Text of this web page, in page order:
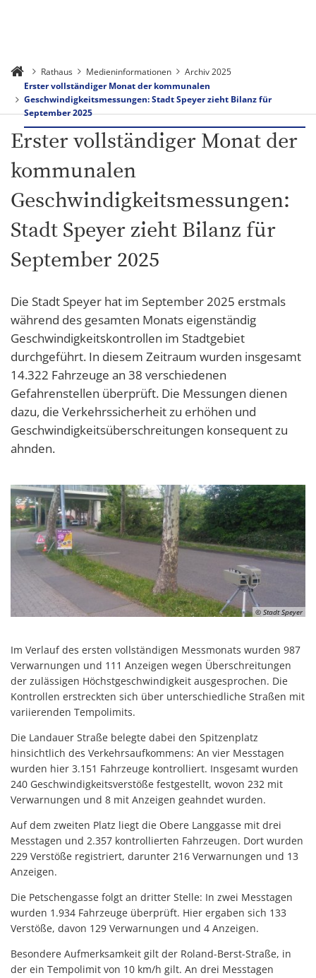
Rathaus Medieninformationen
Archiv 2025
Erster vollständiger Monat der kommunalen
Geschwindigkeitsmessungen: Stadt Speyer zieht Bilanz für
September 2025
Erster vollständiger Monat der
kommunalen
Geschwindigkeitsmessungen:
Stadt Speyer zieht Bilanz für
September 2025
Die Stadt Speyer hat im September 2025 erstmals
während des gesamten Monats eigenständig
Geschwindigkeitskontrollen im Stadtgebiet
durchgeführt. In diesem Zeitraum wurden insgesamt
14.322 Fahrzeuge an 38 verschiedenen
Gefahrenstellen überprüft. Die Messungen dienen
dazu, die Verkehrssicherheit zu erhöhen und
Geschwindigkeitsüberschreitungen konsequent zu
ahnden.
© Stadt Speyer
Im Verlauf des ersten vollständigen Messmonats wurden 987
Verwarnungen und 111 Anzeigen wegen Überschreitungen
der zulässigen Höchstgeschwindigkeit ausgesprochen. Die
Kontrollen erstreckten sich über unterschiedliche Straßen mit
variierenden Tempolimits.
Die Landauer Straße belegte dabei den Spitzenplatz
hinsichtlich des Verkehrsaufkommens: An vier Messtagen
wurden hier 3.151 Fahrzeuge kontrolliert. Insgesamt wurden
240 Geschwindigkeitsverstöße festgestellt, wovon 232 mit
Verwarnungen und 8 mit Anzeigen geahndet wurden.
Auf dem zweiten Platz liegt die Obere Langgasse mit drei
Messtagen und 2.357 kontrollierten Fahrzeugen. Dort wurden
229 Verstöße registriert, darunter 216 Verwarnungen und 13
Anzeigen.
Die Petschengasse folgt an dritter Stelle: In zwei Messtagen
wurden 1.934 Fahrzeuge überprüft. Hier ergaben sich 133
Verstöße, davon 129 Verwarnungen und 4 Anzeigen.
Besondere Aufmerksamkeit gilt der Roland-Berst-Straße, in
der ein Tempolimit von 10 km/h gilt. An drei Messtagen